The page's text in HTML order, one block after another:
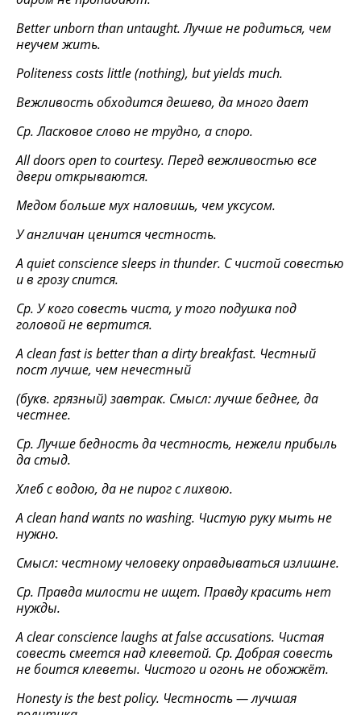
Better unborn than untaught. Лучше не родиться, чем
неучем жить.
Politeness costs little (nothing), but yields much.
Вежливость обходится дешево, да много дает
Ср. Ласковое слово не трудно, а споро.
All doors open to courtesy. Перед вежливостью все
двери открываются.
Медом больше мух наловишь, чем уксусом.
Уангличан ценится честность.
A quiet conscience sleeps in thunder. С чистой совестью
и в грозу спится.
Ср. У кого совесть чиста, у того подушка под
головой не вертится.
A clean fast is better than a dirty breakfast. Честный
пост лучше, чем нечестный
(букв. грязный) завтрак. Смысл: лучше беднее, да
честнее.
Ср. Лучше бедность да честность, нежели прибыль
да стыд.
Хлеб с водою, да не пирог с лихвою.
A clean hand wants no washing. Чистую руку мыть не
нужно.
Смысл: честному человеку оправдываться излишне.
Ср. Правда милости не ищет. Правдукраситьнет
нужды.
A clear conscience laughs at false accusations. Чистая
совесть смеется над клеветой. Ср. Добрая совесть
не боится клеветы. Чистого и огонь не обожжёт.
Honesty is the best policy. Честность — лучшая